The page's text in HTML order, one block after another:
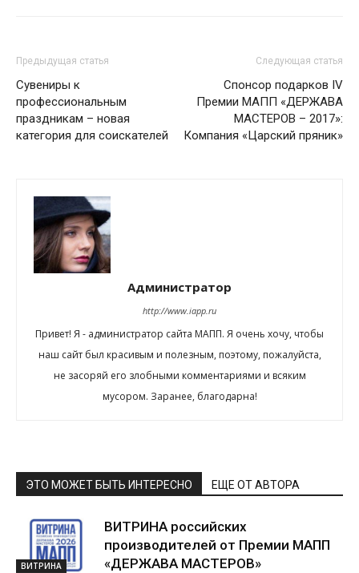
Предыдущая статья
Сувениры к
профессиональным
праздникам – новая
категория для соискателей
Следующая статья
Спонсор подарков IV
Премии МАПП «ДЕРЖАВА
МАСТЕРОВ – 2017»:
Компания «Царский пряник»
Администратор
http://www.iapp.ru
Привет! Я - администратор сайта МАПП. Я очень хочу, чтобы
наш сайт был красивым и полезным, поэтому, пожалуйста,
не засоряй его злобными комментариями и всяким
мусором. Заранее, благодарна!
ЭТО МОЖЕТ БЫТЬ ИНТЕРЕСНО ЕЩЕ ОТ АВТОРА
ВИТРИНА
ВИТРИНА российских
производителей от Премии МАПП
«ДЕРЖАВА МАСТЕРОВ»